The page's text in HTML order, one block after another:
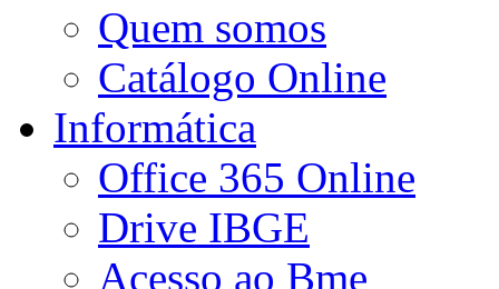
Quem somos
Catálogo Online
Informática
Office 365 Online
Drive IBGE
Acesso ao Bme